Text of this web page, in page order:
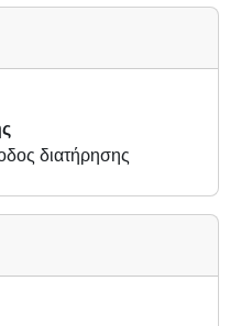
διατήρησης